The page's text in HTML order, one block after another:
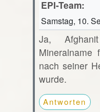
EPI-Team:
Samstag, 10.
Ja,
Mineralname
nach seiner
wurde.
Antworten